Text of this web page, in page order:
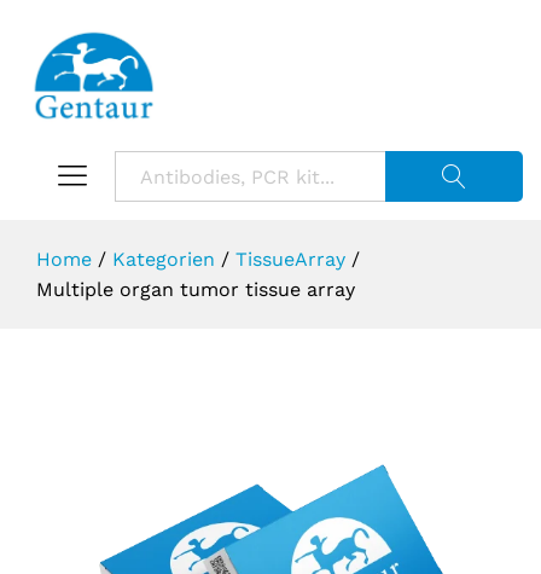
Home / Kategorien / TissueArray /
Multiple organ tumor tissue array